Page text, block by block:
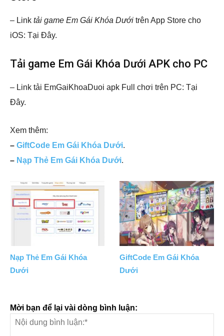
– Link tải game Em Gái Khóa Dưới trên App Store cho
iOS: Tại Đây.
Tải game Em Gái Khóa Dưới APK cho PC
– Link tải EmGaiKhoaDuoi apk Full chơi trên PC: Tại
Đây.
Xem thêm:
– GiftCode Em Gái Khóa Dưới.
– Nạp Thẻ Em Gái Khóa Dưới.
Nạp Thẻ Em Gái Khóa
Dưới
GiftCode Em Gái Khóa
Dưới
Mời bạn để lại vài dòng bình luận: